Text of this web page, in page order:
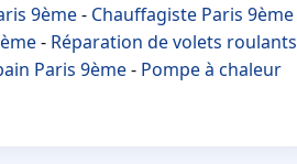
9ème- Chauffagiste Paris 9ème
- Réparation de volets roulants
Paris 9ème- Pompe à chaleur